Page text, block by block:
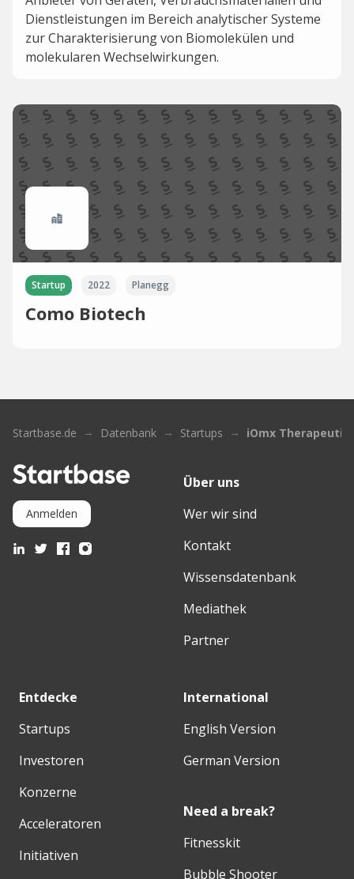
Dienstleistungen im Bereich analytischer Systeme
zur Charakterisierung von Biomolekülen und
molekularen Wechselwirkungen.
Startup 2022 Planegg
Como Biotech
Startbase.de Datenbank Startups iOmx
Anmelden
Über uns
Wer wir sind
Kontakt
Wissensdatenbank
Mediathek
Partner
Entdecke
Startups
Investoren
Konzerne
Acceleratoren
Initiativen
International
English Version
German Version
Need a break?
Fitnesskit
Bubble Shooter